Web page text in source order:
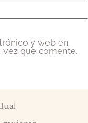
y web en
vez que comente.